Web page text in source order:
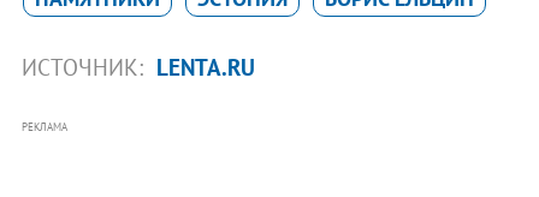
ИСТОЧНИК: LENTA.RU
РЕКЛАМА